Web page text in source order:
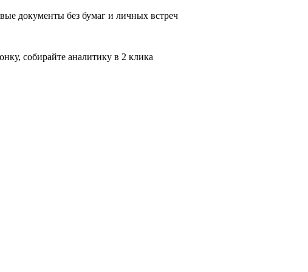
документы без бумаг и личных встреч
собирайте аналитику в 2 клика